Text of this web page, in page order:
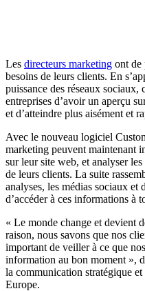
Les directeurs marketing ont de
besoins de leurs clients. En
puissance des réseaux
entreprises d’avoir un aperçu
et d’atteindre plus aisément et
Avec le nouveau logiciel
marketing peuvent maintenant
sur leur site web, et analyser
de leurs clients. La suite
analyses, les médias sociaux et
d’accéder à ces informations à
« Le monde change et devient
raison, nous savons que nos
important de veiller à ce que
information au bon moment »,
la communication stratégique
Europe.